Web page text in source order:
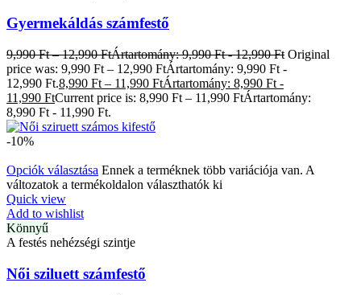
Gyermekáldás számfestő
9,990Ft – 12,990FtÁrtartomány: 9,990 Ft - 12,990 Ft Original
price was: 9,990 Ft – 12,990 FtÁrtartomány: 9,990 Ft -
12,990 Ft.8,990 Ft – 11,990 FtÁrtartomány: 8,990 Ft -
11,990 FtCurrent price is: 8,990 Ft – 11,990 FtÁrtartomány:
8,990 Ft - 11,990 Ft.
-10%
Opciók választása Ennek a terméknek több variációja van. A
változatok a termékoldalon választhatók ki
Quick view
Add to wishlist
Könnyű
A festés nehézségi szintje
Női sziluett számfestő